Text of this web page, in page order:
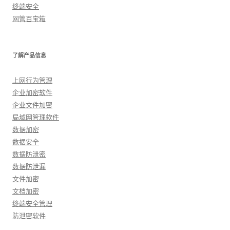
终端安全
网管百宝箱
了解产品信息
上网行为管理
企业加密软件
企业文件加密
局域网管理软件
数据加密
数据安全
数据防泄密
数据防泄漏
文件加密
文档加密
终端安全管理
防泄密软件